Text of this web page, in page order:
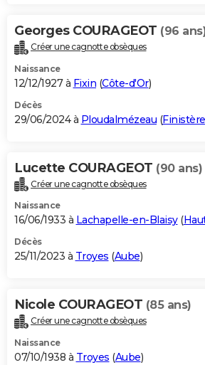
Georges COURAGEOT (96
Créer une cagnotte obsèques
Naissance
12/12/1927 à Fixin (Côte-d'Or)
Décès
29/06/2024 à Ploudalmézeau (Finistère
Lucette COURAGEOT (90 ans)
Créer une cagnotte obsèques
Naissance
16/06/1933 à Lachapelle-en-Blaisy(
Décès
25/11/2023 à Troyes (Aube)
Nicole COURAGEOT (85 ans)
Créer une cagnotte obsèques
Naissance
07/10/1938 à Troyes (Aube)